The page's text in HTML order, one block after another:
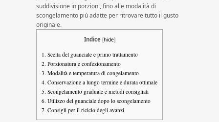
suddivisione in porzioni, fino alle modalità di
scongelamento più adatte per ritrovare tutto il gusto
originale.
Indice [hide]
1. Scelta del guanciale e primo trattamento
2. Porzionatura e confezionamento
3. Modalità e temperatura di congelamento
4. Conservazione a lungo termine e durata ottimale
5. Scongelamento graduale e metodi consigliati
6. Utilizzo del guanciale dopo lo scongelamento
7. Consigli per il riciclo degli avanzi